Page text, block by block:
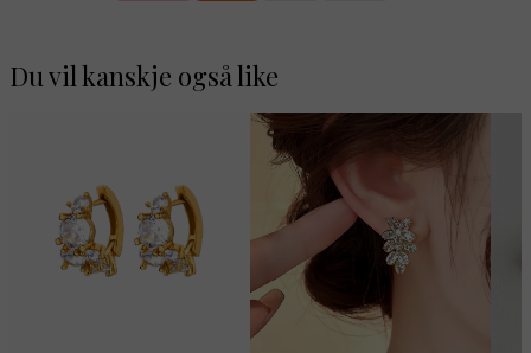
Du vil kanskje også like